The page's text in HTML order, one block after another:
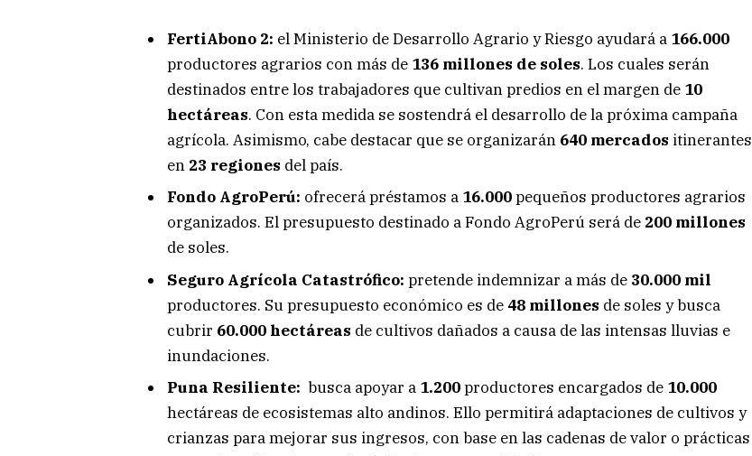
FertiAbono 2: el Ministerio de Desarrollo Agrario y Riesgo ayudará a 166.000
productores agrarios con más de 136 millones de soles. Los cuales serán
destinados entre los trabajadores que cultivan predios en el margen de 10
hectáreas. Con esta medida se sostendrá el desarrollo de la próxima campaña
agrícola. Asimismo, cabe destacar que se organizarán 640 mercados itinerantes
en 23 regiones del país.
Fondo AgroPerú: ofrecerá préstamos a 16.000pequeños productores agrarios
organizados. El presupuesto destinado a Fondo AgroPerú será de 200 millones
de soles.
Seguro Agrícola Catastrófico: pretende indemnizar a más de 30.000 mil
productores. Su presupuesto económico es de 48 millones de soles y busca
cubrir 60.000 hectáreas de cultivos dañados a causa de las intensas lluvias e
inundaciones.
Puna Resiliente: busca apoyar a 1.200productores encargados de 10.000
hectáreas de ecosistemas alto andinos. Ello permitirá adaptaciones de cultivos y
crianzas para mejorar sus ingresos, con base en las cadenas de valor o prácticas